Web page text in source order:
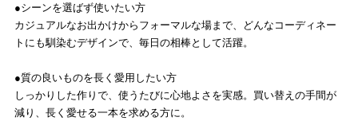
●シーンを選ばず使いたい方
カジュアルなお出かけからフォーマルな場まで、どんなコーディネー
トにも馴染むデザインで、毎日の相棒として活躍。
●質の良いものを長く愛用したい方
しっかりした作りで、使うたびに心地よさを実感。買い替えの手間が
減り、長く愛せる一本を求める方に。